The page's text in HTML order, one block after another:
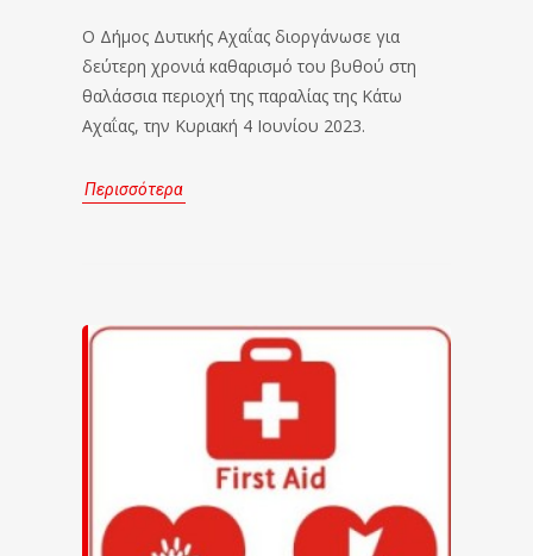
Ο Δήμος Δυτικής Αχαΐας διοργάνωσε για
δεύτερη χρονιά καθαρισμό του βυθού στη
θαλάσσια περιοχή της παραλίας της Κάτω
Αχαΐας, την Κυριακή 4 Ιουνίου 2023.
Περισσότερα